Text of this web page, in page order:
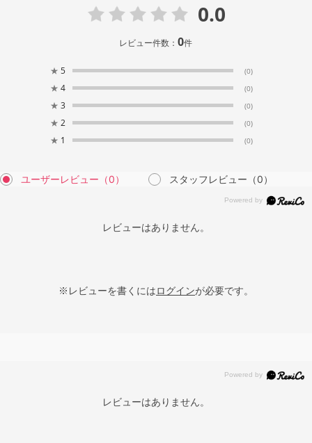
0.0
レビュー件数：0件
★ 5 (0)
★ 4 (0)
★ 3 (0)
★ 2 (0)
★ 1 (0)
ユーザーレビュー （0） スタッフレビュー （0）
レビューはありません。
※レビューを書くにはログインが必要です。
レビューはありません。